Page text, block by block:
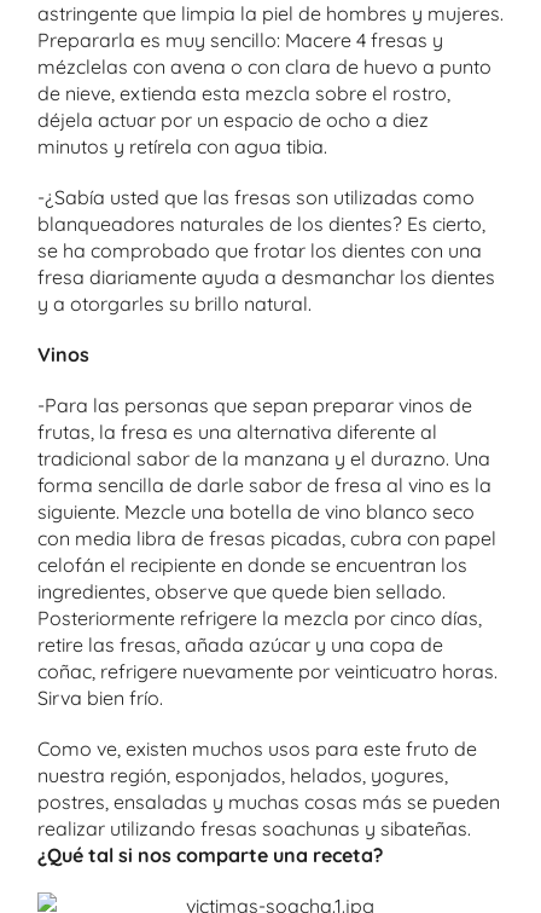
astringente que limpia la piel de hombres y mujeres.
Prepararla es muy sencillo: Macere 4 fresas y
mézclelas con avena o con clara de huevo a punto
de nieve, extienda esta mezcla sobre el rostro,
déjela actuar por un espacio de ocho a diez
minutos y retírela con agua tibia.
-¿Sabía usted que las fresas son utilizadas como
blanqueadores naturales de los dientes? Es cierto,
se ha comprobado que frotar los dientes con una
fresa diariamente ayuda a desmanchar los dientes
y a otorgarles su brillo natural.
Vinos
-Para las personas que sepan preparar vinos de
frutas, la fresa es una alternativa diferente al
tradicional sabor de la manzana y el durazno. Una
forma sencilla de darle sabor de fresa al vino es la
siguiente. Mezcle una botella de vino blanco seco
con media libra de fresas picadas, cubra con papel
celofán el recipiente en donde se encuentran los
ingredientes, observe que quede bien sellado.
Posteriormente refrigere la mezcla por cinco días,
retire las fresas, añada azúcar y una copa de
coñac, refrigere nuevamente por veinticuatro horas.
Sirva bien frío.
Como ve, existen muchos usos para este fruto de
nuestra región, esponjados, helados, yogures,
postres, ensaladas y muchas cosas más se pueden
realizar utilizando fresas soachunas y sibateñas.
¿Qué tal si nos comparte una receta?